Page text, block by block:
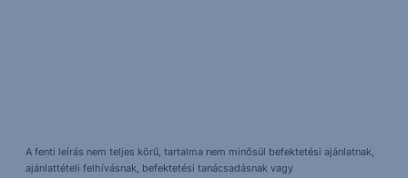
A fenti leírás nem teljes körű, tartalma nem minősül befektetési ajánlatnak,
ajánlattételi felhívásnak, befektetési tanácsadásnak vagy